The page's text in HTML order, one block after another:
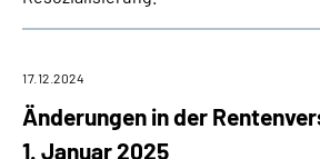
Änderungen in der
1. Januar 2025
17.12.2024